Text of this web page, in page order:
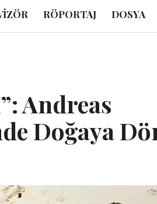
RÖPORTAJ DOSYA
Andreas
Doğaya